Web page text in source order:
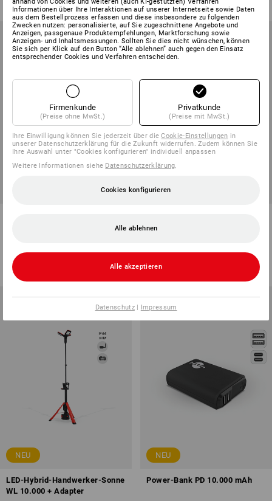
€ 8,35
(m. MwSt.) ab 2 Stück
NEU
WL 600
ab € 18,03
(m. MwSt.) ab 6 Stück
NEU
LED-Hybrid-Handwerker-Sonne
WL 10.000 + Adapter
NEU
Power-Bank PD 10.000 mAh
Informationen über Ihre Interaktionen auf unserer Internetseite sowie Daten
aus dem Bestellprozess erfassen und diese insbesondere zu folgenden
Zwecken nutzen: personalisierte, auf Sie zugeschnittene Angebote und
Anzeigen, passgenaue Produktempfehlungen, Marktforschung sowie
Anzeigen- und Inhaltsmessungen. Sollten Sie dies nicht wünschen, können
Sie sich per Klick auf den Button “Alle ablehnen” auch gegen den Einsatz
entsprechender Cookies und Verfahren entscheiden.
Firmenkunde
(Preise ohne MwSt.)
Privatkunde
(Preise mit MwSt.)
Ihre Einwilligung können Sie jederzeit über dieCookie-Einstellungen in
unserer Datenschutzerklärung für die Zukunft widerrufen. Zudem können Sie
Ihre Auswahl unter "Cookies konfigurieren" individuell anpassen
Weitere Informationen siehe Datenschutzerklärung
Cookies konfigurieren
Alle ablehnen
Alle akzeptieren
Datenschutz| Impressum